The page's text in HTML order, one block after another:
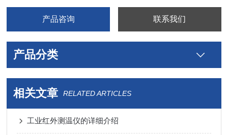
产品咨询 联系我们
产品分类
相关文章 RELATED ARTICLES
工业红外测温仪的详细介绍